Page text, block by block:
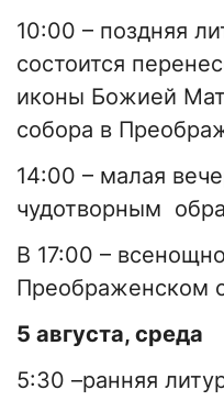
10:00 – поздняя
состоится
иконы Божией
собора в
14:00 – малая
чудотворным
В 17:00 –
Преображенском
5 августа, среда
5:30 –ранняя